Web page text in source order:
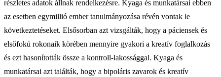
részletes adatok állnak rendelkezésre. Kyaga és munkatársai ebben
az esetben egymillió ember tanulmányozása révén vontak le
következtetéseket. Elsősorban azt vizsgálták, hogy a páciensek és
elsőfokú rokonaik körében mennyire gyakori a kreatív foglalkozás
és ezt hasonították össze a kontroll-lakossággal. Kyaga és
munkatársai azt találták, hogy a bipoláris zavarok és kreatív